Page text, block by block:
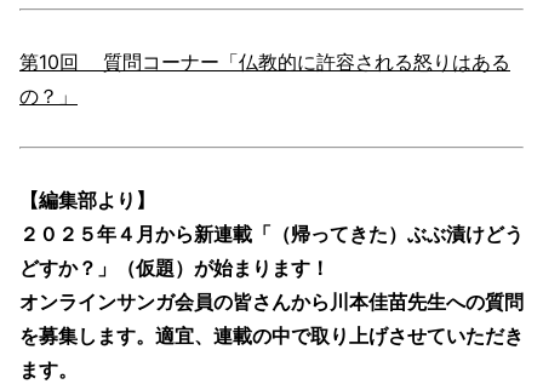
第10回 質問コーナー「仏教的に許容される怒りはある
の？」
【編集部より】
２０２５年４月から新連載「（帰ってきた）ぶぶ漬けどう
どすか？」（仮題）が始まります！
オンラインサンガ会員の皆さんから川本佳苗先生への質問
を募集します。適宜、連載の中で取り上げさせていただき
ます。